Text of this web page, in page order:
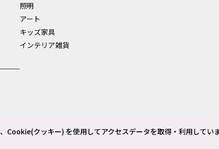
照明
アート
キッズ家具
インテリア雑貨
Cookie(クッキー) を使用してアクセスデータを取得・利用して